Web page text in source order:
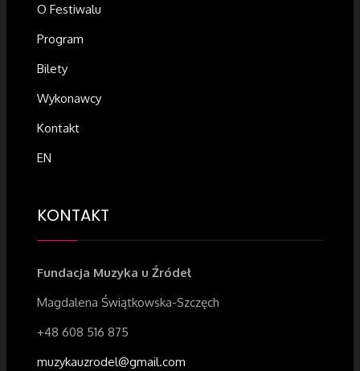
O Festiwalu
Program
Bilety
Wykonawcy
Kontakt
EN
KONTAKT
Fundacja Muzyka u Źródeł
Magdalena Świątkowska-Szczęch
+48 608 516 875
muzykauzrodel@gmail.com